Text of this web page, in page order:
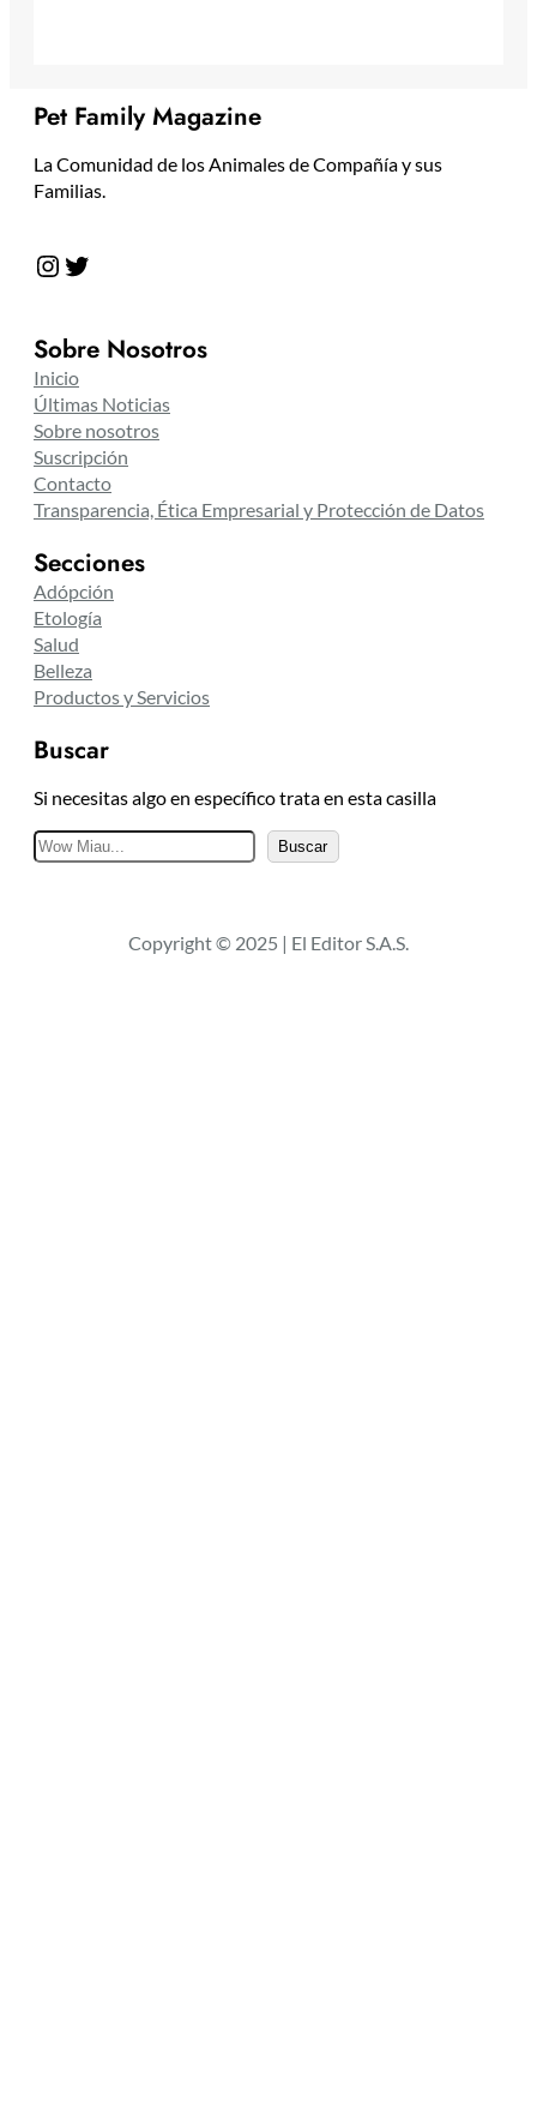
Pet Family Magazine
La Comunidad de los Animales de Compañía y sus
Familias.
Instagram Twitter
Sobre Nosotros
Inicio
Últimas Noticias
Sobre nosotros
Suscripción
Contacto
Transparencia, Ética Empresarial y Protección de Datos
Secciones
Adópción
Etología
Salud
Belleza
Productos y Servicios
Buscar
Si necesitas algo en específico trata en esta casilla
u
a
Buscar
Copyright © 2025 | El Editor S.A.S.